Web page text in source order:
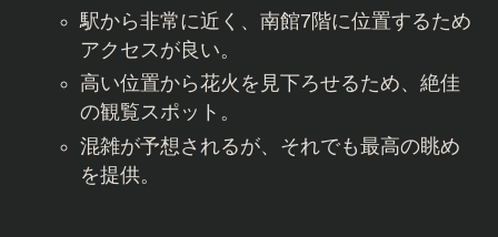
駅から非常に近く、南館7階に位置するため
アクセスが良い。
高い位置から花火を見下ろせるため、絶佳
の観覧スポット。
混雑が予想されるが、それでも最高の眺め
を提供。